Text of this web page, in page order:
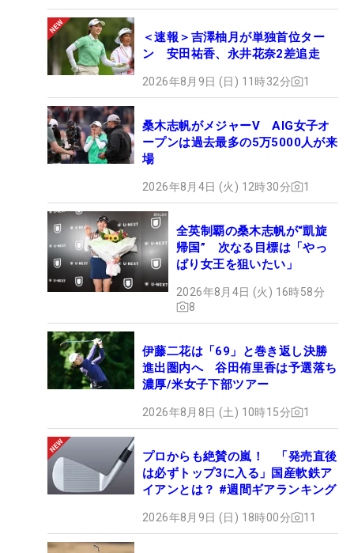
＜速報＞吉澤柚月が単独首位ター
ン 安田祐香、永井花奈2差追走
2026年8月9日 (日) 11時32分 1
桑木志帆がメジャーV AIG女子オ
ープンは過去最多の5万5000人が来
場
2026年8月4日 (火) 12時30分 1
全英制覇の桑木志帆が“凱旋
帰国” 次なる目標は「やっ
ぱり女王を狙いたい」
2026年8月4日 (火) 16時58分
8
伊藤二花は「69」と巻き返し決勝
進出圏内へ 谷田侑里香は予選落ち
濃厚/米女子下部ツアー
2026年8月8日 (土) 10時15分 1
プロからも絶賛の嵐！ 「発売直後
は必ずトップ3に入る」国産軟鉄ア
イアンとは？ #週間ギアランキング
2026年8月9日 (日) 18時00分 11